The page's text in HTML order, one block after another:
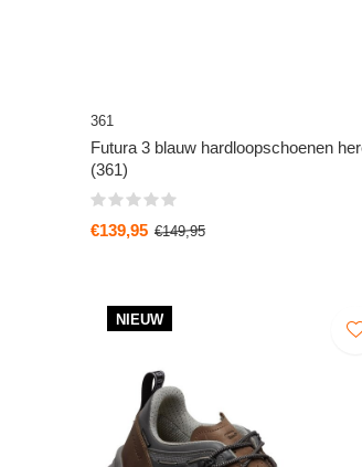
361
Futura 3 blauw hardloopschoenen
(361)
€139,95 €149,95
NIEUW